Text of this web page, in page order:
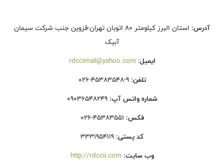
آدرس:
استان البرز کیلومتر 80 اتوبان تهران-قزوین جنب شرکت سیمان
آبیک
ایمیل: rdccimail@yahoo.com
تلفن: 026-45383548-9
شماره واتس آپ: 09036548249
فکس: 026-45383551
کد پستی: 3331954119
وب سایت: http://rdccii.com